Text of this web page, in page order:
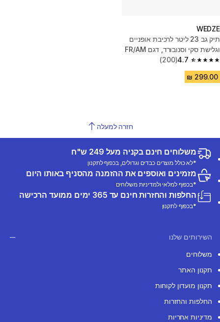
WEDZE
תיק גב 23 ליטר לרכיבת אופניים
וגלישת סקי וסנובורד, דגם FR/AM
100 - שחור
4.7
4.7 out of 5 stars from 200 reviews
(200)
חזרה למעלה
משלוחים חינם בקניה מעל 249 ש"ח
*לא כולל מוצרים כבדים וגדולים, בכפוף לתקנון
מזמינים ואוספים את ההזמנה מהסניף באותו היום
*בכפוף למלאי ולמדיניות משלוחים
החלפות והחזרות חינם עד 365 ימים ממועד הרכישה
*בכפוף לתקנון
השירותים שלנו
משלוחים
תקנון האתר
תקנון מועדון לקוחות
החלפות והחזרות
מדיניות אחריות